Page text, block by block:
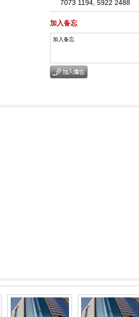
7073 1194, 5922 2488
加入备忘
加入备忘